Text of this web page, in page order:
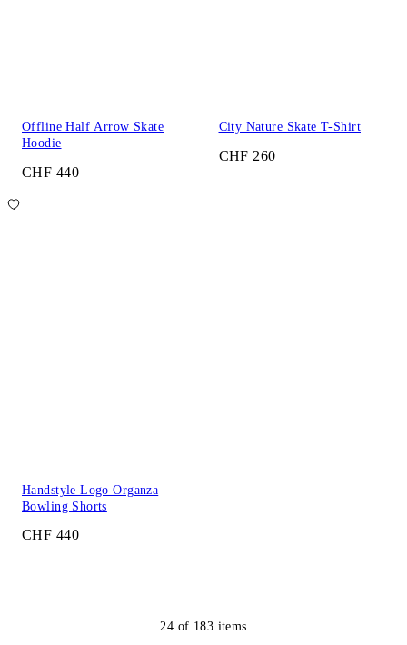
Offline Half Arrow Skate
Hoodie
CHF 440
City Nature Skate T-Shirt
CHF 260
Handstyle Logo Organza
Bowling Shorts
CHF 440
24 of 183 items